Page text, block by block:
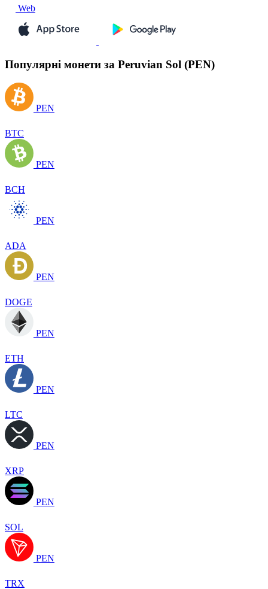
Web
Популярні монети за Peruvian Sol (PEN)
PEN
BTC
PEN
BCH
PEN
ADA
PEN
DOGE
PEN
ETH
PEN
LTC
PEN
XRP
PEN
SOL
PEN
TRX